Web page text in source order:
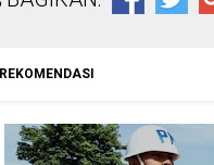
REKOMENDASI